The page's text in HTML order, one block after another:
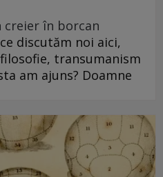
creier în borcan
discutăm noi aici,
transumanism
am ajuns? Doamne